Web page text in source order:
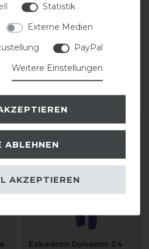
dich auch
-35%
Eskadron Dynamic 24
Statistik
Externe Medien
PayPal
Weitere Einstellungen
ABLEHNEN
AKZEPTIEREN